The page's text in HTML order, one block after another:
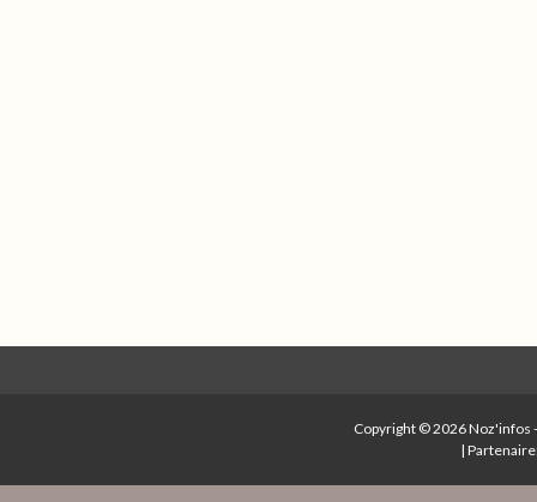
Copyright © 2026Noz'infos
|